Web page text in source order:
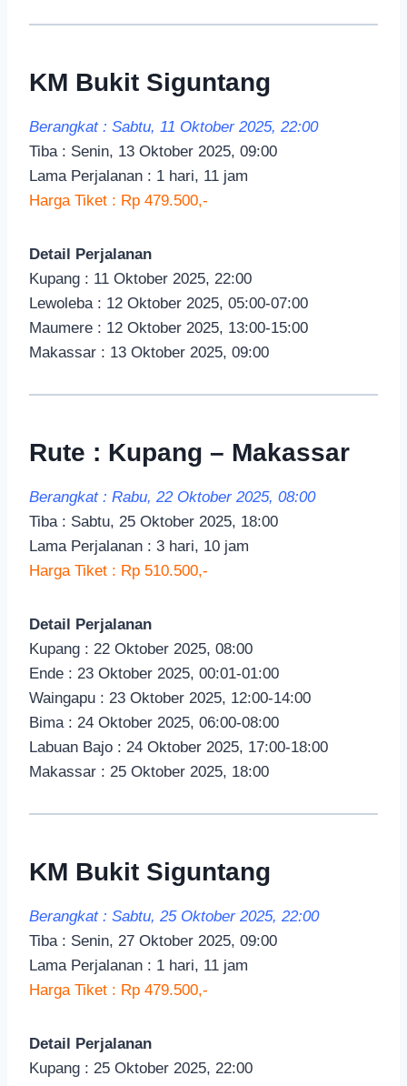
KM Bukit Siguntang
Berangkat : Sabtu, 11 Oktober 2025, 22:00
Tiba : Senin, 13 Oktober 2025, 09:00
Lama Perjalanan : 1 hari, 11 jam
Harga Tiket : Rp 479.500,-
Detail Perjalanan
Kupang : 11 Oktober 2025, 22:00
Lewoleba : 12 Oktober 2025, 05:00-07:00
Maumere : 12 Oktober 2025, 13:00-15:00
Makassar : 13 Oktober 2025, 09:00
Rute : Kupang – Makassar
Berangkat : Rabu, 22 Oktober 2025, 08:00
Tiba : Sabtu, 25 Oktober 2025, 18:00
Lama Perjalanan : 3 hari, 10 jam
Harga Tiket : Rp 510.500,-
Detail Perjalanan
Kupang : 22 Oktober 2025, 08:00
Ende : 23 Oktober 2025, 00:01-01:00
Waingapu : 23 Oktober 2025, 12:00-14:00
Bima : 24 Oktober 2025, 06:00-08:00
Labuan Bajo : 24 Oktober 2025, 17:00-18:00
Makassar : 25 Oktober 2025, 18:00
KM Bukit Siguntang
Berangkat : Sabtu, 25 Oktober 2025, 22:00
Tiba : Senin, 27 Oktober 2025, 09:00
Lama Perjalanan : 1 hari, 11 jam
Harga Tiket : Rp 479.500,-
Detail Perjalanan
Kupang : 25 Oktober 2025, 22:00